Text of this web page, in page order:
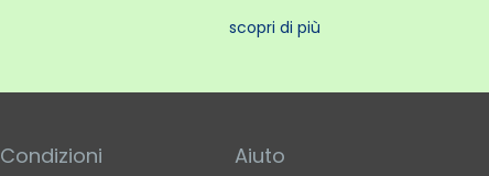
scopri di più
Condizioni Aiuto